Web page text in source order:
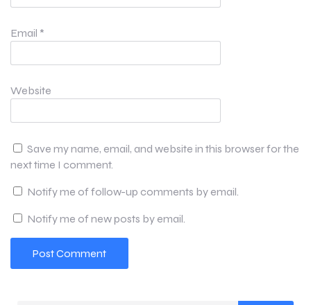
Email *
Website
Save my name, email, and website in this browser for the
next time I comment.
Notify me of follow-up comments by email.
Notify me of new posts by email.